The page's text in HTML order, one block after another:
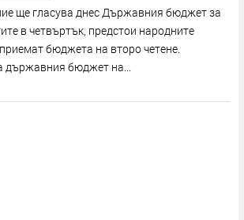
ще гласува днес Държавния бюджет за
в четвъртък, предстои народните
бюджета на второ четене.
държавния бюджет на...